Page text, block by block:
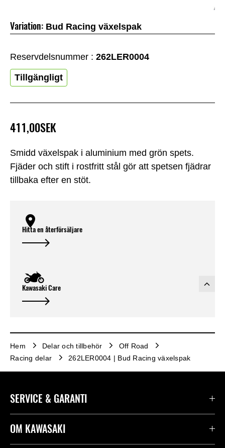
Smidd växelspak i aluminium med grön spets.
Fjäder och stift i rostfritt stål gör att spetsen fjädrar
tillbaka efter en stöt.
411,00SEK
Variation: Bud Racing växelspak
Reservdelsnummer : 262LER0004
Tillgängligt
Hitta en återförsäljare
Kawasaki Care
Hem Delar och tillbehör
Off Road
Racing delar
262LER0004 | Bud Racing växelspak
SERVICE & GARANTI
Kontakta oss
OM KAWASAKI